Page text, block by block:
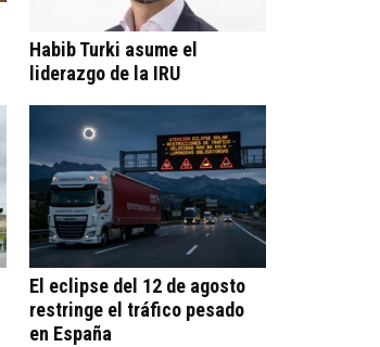
Habib Turki asume el
liderazgo de la IRU
El eclipse del 12 de agosto
restringe el tráfico pesado
en España